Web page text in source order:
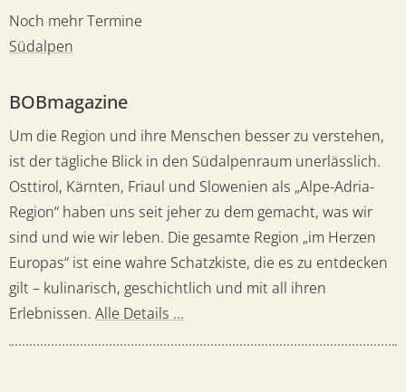
Noch mehr Termine
Südalpen
BOBmagazine
Um die Region und ihre Menschen besser zu verstehen,
ist der tägliche Blick in den Südalpenraum unerlässlich.
Osttirol, Kärnten, Friaul und Slowenien als „Alpe-Adria-
Region“ haben uns seit jeher zu dem gemacht, was wir
sind und wie wir leben. Die gesamte Region „im Herzen
Europas“ ist eine wahre Schatzkiste, die es zu entdecken
gilt – kulinarisch, geschichtlich und mit all ihren
Erlebnissen. Alle Details ...